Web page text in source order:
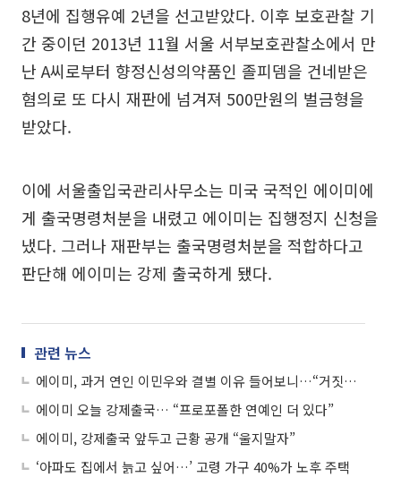
8년에 집행유예 2년을 선고받았다. 이후 보호관찰 기
간 중이던 2013년 11월 서울 서부보호관찰소에서 만
난 A씨로부터 향정신성의약품인 졸피뎀을 건네받은
혐의로 또 다시 재판에 넘겨져 500만원의 벌금형을
받았다.
이에 서울출입국관리사무소는 미국 국적인 에이미에
게 출국명령처분을 내렸고 에이미는 집행정지 신청을
냈다. 그러나 재판부는 출국명령처분을 적합하다고
판단해 에이미는 강제 출국하게 됐다.
관련 뉴스
에이미, 과거 연인 이민우와 결별 이유 들어보니…“거짓말하고 자주 변명해”
에이미 오늘 강제출국… “프로포폴한 연예인 더 있다”
에이미, 강제출국 앞두고 근황 공개 “울지말자”
‘아파도 집에서 늙고 싶어…’ 고령 가구 40%가 노후 주택